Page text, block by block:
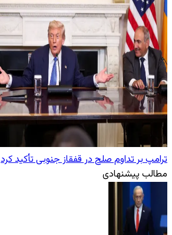
ترامپ بر تداوم صلح در قفقاز جنوبی تأکید کرد
مطالب پیشنهادی